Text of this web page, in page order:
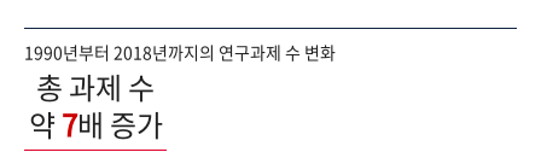
1990년부터 2018년까지의 연구과제 수 변화
총 과제 수
약7배 증가